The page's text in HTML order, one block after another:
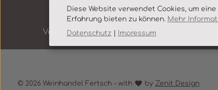
Kontaktformular
Vertrag widerrufen
© 2026 Weinhandel Fertsch - with by Zenit Design
Diese Website verwendet Cookies, um
Erfahrung bieten zu können. Mehr
Datenschutz
Impressum